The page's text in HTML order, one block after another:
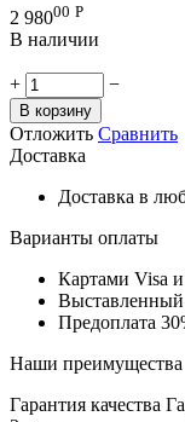
2 98000 Р
В наличии
+ −
В корзину
Отложить Сравнить
Доставка
Доставка в
Варианты оплаты
Картами Visa
Предоплата
Наши преимущества
Гарантия качества